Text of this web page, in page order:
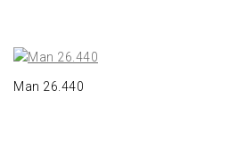
Man 26.440